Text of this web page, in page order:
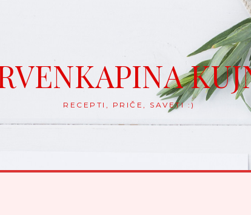
RECEPTI, PRIČE, SAVETI :)